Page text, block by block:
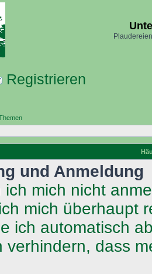
Registrieren
und Anmeldung
ich mich nicht
mich überhaupt
ich automatisch
verhindern, dass